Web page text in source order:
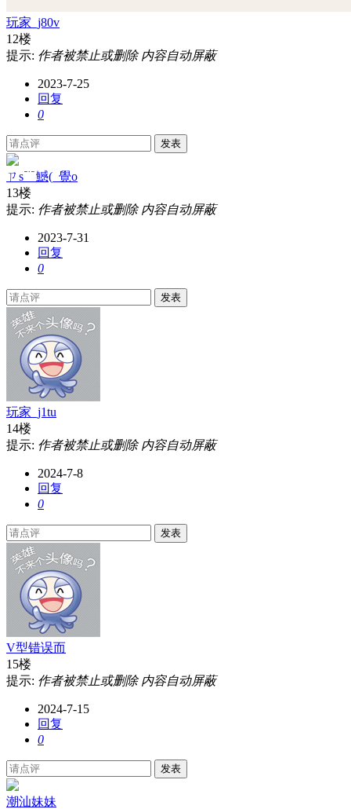
玩家_j80v
12楼
提示: 作者被禁止或删除 内容自动屏蔽
2023-7-25
回复
0
发表
ㄗs﹊鱤(_覺o
13楼
提示: 作者被禁止或删除 内容自动屏蔽
2023-7-31
回复
0
发表
玩家_j1tu
14楼
提示: 作者被禁止或删除 内容自动屏蔽
2024-7-8
回复
0
发表
V型错误而
15楼
提示: 作者被禁止或删除 内容自动屏蔽
2024-7-15
回复
0
发表
潮汕妹妹